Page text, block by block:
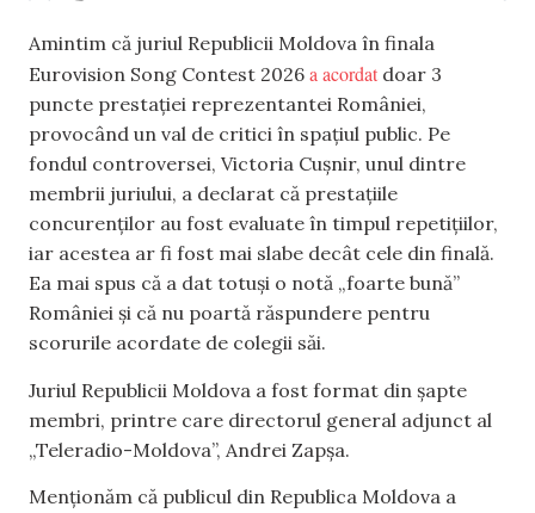
Amintim că juriul Republicii Moldova în finala
Eurovision Song Contest 2026 a acordat doar 3
puncte prestației reprezentantei României,
provocând un val de critici în spațiul public. Pe
fondul controversei, Victoria Cușnir, unul dintre
membrii juriului, a declarat că prestațiile
concurenților au fost evaluate în timpul repetițiilor,
iar acestea ar fi fost mai slabe decât cele din finală.
Ea mai spus că a dat totuși o notă „foarte bună”
României și că nu poartă răspundere pentru
scorurile acordate de colegii săi.
Juriul Republicii Moldova a fost format din șapte
membri, printre care directorul general adjunct al
„Teleradio-Moldova”, Andrei Zapșa.
Menționăm că publicul din Republica Moldova a